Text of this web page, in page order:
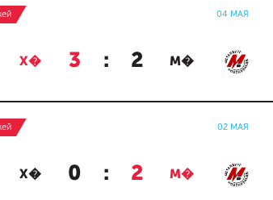
04 МАЯ
Х� 3 : 2 М�
02 МАЯ
Х� 0 : 2 М�